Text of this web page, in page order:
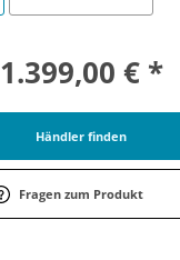
1.399,00 € *
Händler finden
Fragen zum Produkt